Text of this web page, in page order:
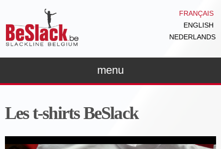
FRANÇAIS
ENGLISH
NEDERLANDS
menu
Les t-shirts BeSlack